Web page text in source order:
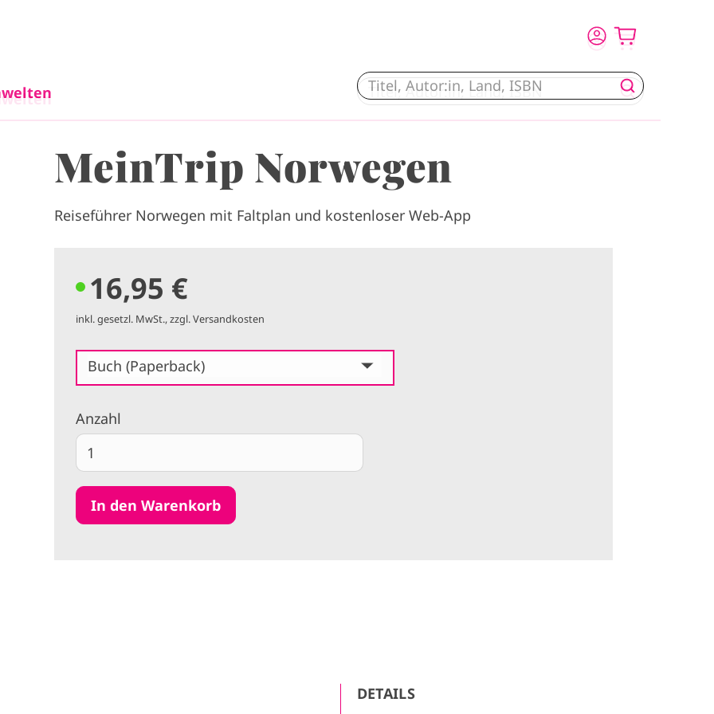
MeinTrip Norwegen
Reiseführer Norwegen mit Faltplan und kostenloser Web-App
16,95 €
inkl. gesetzl. MwSt., zzgl. Versandkosten
Buch (Paperback)
Anzahl
DETAILS